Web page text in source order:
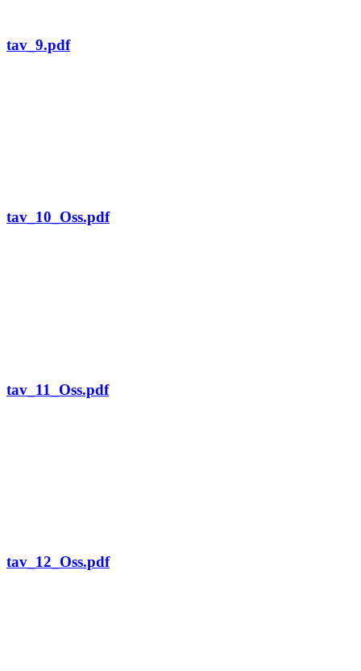
tav_9.pdf
tav_10_Oss.pdf
tav_11_Oss.pdf
tav_12_Oss.pdf